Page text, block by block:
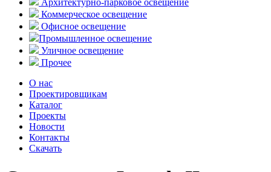
Архитектурно-парковое освещение
Коммерческое освещение
Офисное освещение
Промышленное освещение
Уличное освещение
Прочее
О нас
Проектировщикам
Каталог
Проекты
Новости
Контакты
Скачать